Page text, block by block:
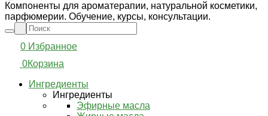
Компоненты для ароматерапии, натуральной косметики,
парфюмерии. Обучение, курсы, консультации.
0 Избранное
0Корзина
Ингредиенты
Ингредиенты
Эфирные масла